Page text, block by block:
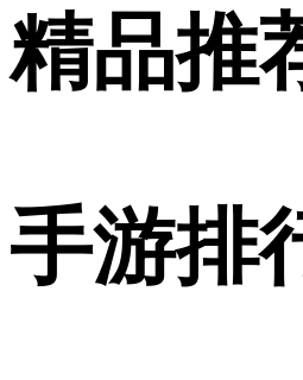
精品推
手游排